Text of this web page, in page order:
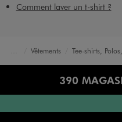
Comment laver un t-shirt ?
Vêtements Tee-shirts,
390